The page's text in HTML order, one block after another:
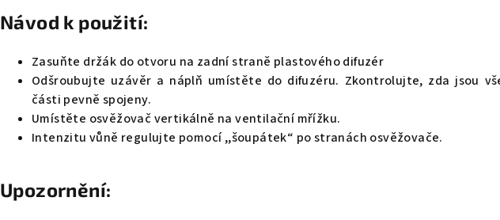
Návod k použití:
Zasuňte držák do otvoru na zadní straně plastového difuzér
Odšroubujte uzávěr a náplň umístěte do difuzéru. Zkontrolujte, zda jsou
části pevně spojeny.
Umístěte osvěžovač vertikálně na ventilační mřížku.
Intenzitu vůně regulujte pomocí ,,šoupátek“ po stranách osvěžovače.
Upozornění: